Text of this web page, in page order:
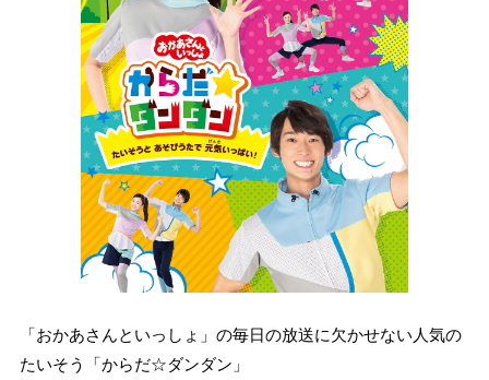
「おかあさんといっしょ」の毎日の放送に欠かせない人気の
たいそう「からだ☆ダンダン」